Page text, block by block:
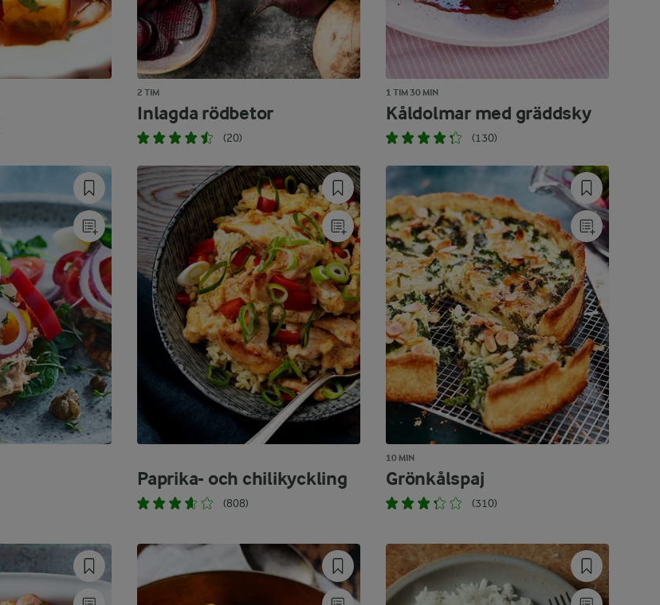
2 TIM
Inlagda rödbetor
(20)
1 TIM 30 MIN
Kåldolmar med gräddsky
(130)
Paprika- och chilikyckling
(808)
10 MIN
Grönkålspaj
(310)